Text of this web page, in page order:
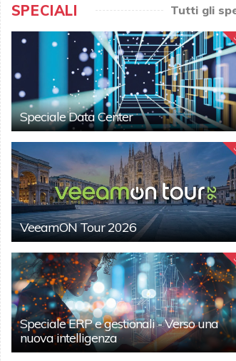
SPECIALI Tutti gli
Speciale Data Center
VeeamON Tour 2026
Speciale ERP e gestionali - Verso una
nuova intelligenza